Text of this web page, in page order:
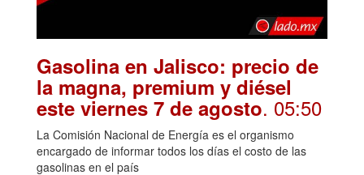
Gasolina en Jalisco: precio de
la magna, premium y diésel
este viernes 7 de agosto. 05:50
La Comisión Nacional de Energía es el organismo
encargado de informar todos los días el costo de las
gasolinas en el país